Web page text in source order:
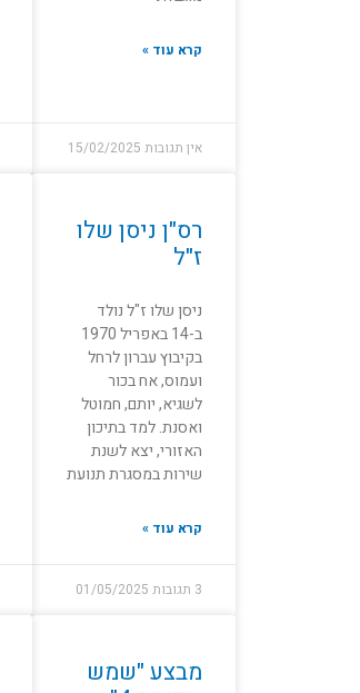
קרא עוד »
אין תגובות 15/02/2025
רס"ן ניסן שלו
ז"ל
ניסן שלו ז"ל נולד
ב-14 באפריל 1970
בקיבוץ עברון לרחל
ועמוס, אח בכור
לשגיא, יותם, חמוטל
ואסנת. למד בתיכון
האזורי, יצא לשנת
שירות במסגרת תנועת
קרא עוד »
3 תגובות 01/05/2025
מבצע "שמש